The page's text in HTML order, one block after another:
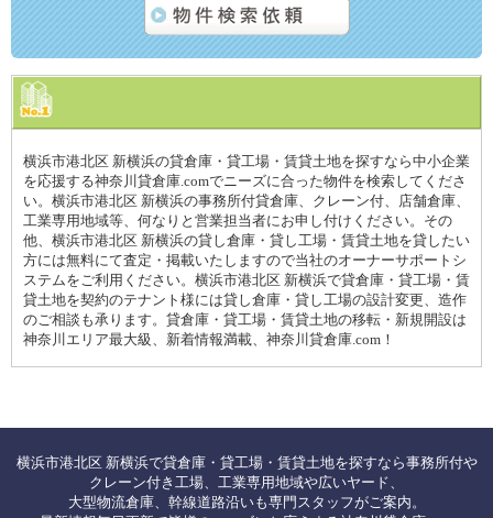
横浜市港北区 新横浜の貸倉庫・貸工場・賃貸土地を探すなら中小企業
を応援する神奈川貸倉庫.comでニーズに合った物件を検索してくださ
い。横浜市港北区 新横浜の事務所付貸倉庫、クレーン付、店舗倉庫、
工業専用地域等、何なりと営業担当者にお申し付けください。その
他、横浜市港北区 新横浜の貸し倉庫・貸し工場・賃貸土地を貸したい
方には無料にて査定・掲載いたしますので当社のオーナーサポートシ
ステムをご利用ください。横浜市港北区 新横浜で貸倉庫・貸工場・賃
貸土地を契約のテナント様には貸し倉庫・貸し工場の設計変更、造作
のご相談も承ります。貸倉庫・貸工場・賃貸土地の移転・新規開設は
神奈川エリア最大級、新着情報満載、神奈川貸倉庫.com！
横浜市港北区 新横浜で貸倉庫・貸工場・賃貸土地を探すなら事務所付や
クレーン付き工場、工業専用地域や広いヤード、
大型物流倉庫、幹線道路沿いも専門スタッフがご案内。